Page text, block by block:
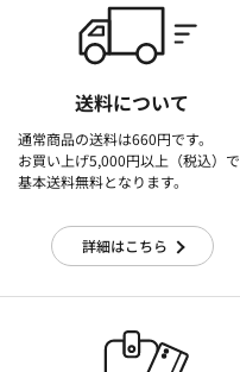
送料について
通常商品の送料は660円です。
お買い上げ5,000円以上（税込）で
基本送料無料となります。
詳細はこちら